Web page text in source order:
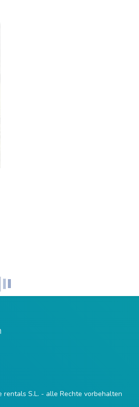
S.L. - alle Rechte vorbehalten